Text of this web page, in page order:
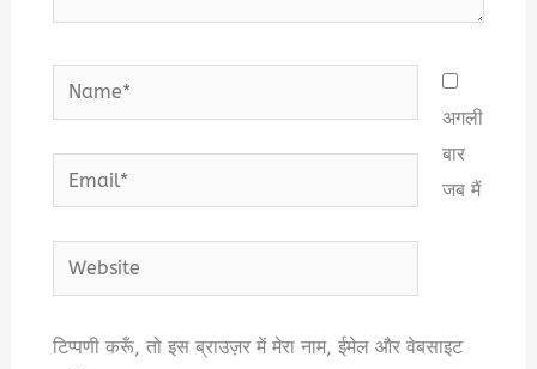
Name*
Email*
Website
अगली
बार
जब मैं
टिप्पणी करूँ, तो इस ब्राउज़र में मेरा नाम, ईमेल और वेबसाइट